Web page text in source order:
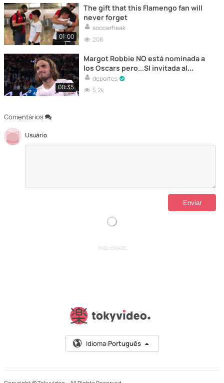
Comentários
Usuário
01:00
The gift that this Flamengo fan will
never forget
soocerfreak
208
00:35
Margot Robbie NO está nominada a
los Oscars pero...SI invitada al
Australian Open de Tenis
deportes
5,2k
PUBLICIDADE
Idioma:Português